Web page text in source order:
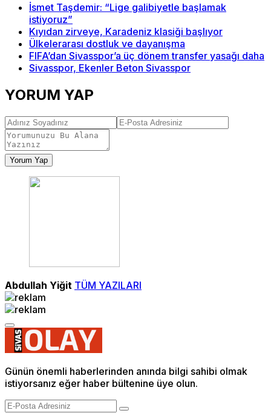
İsmet Taşdemir: “Lige galibiyetle başlamak
istiyoruz”
Kıyıdan zirveye, Karadeniz klasiği başlıyor
Ülkelerarası dostluk ve dayanışma
FIFA’dan Sivasspor’a üç dönem transfer yasağı daha
Sivasspor, Ekenler Beton Sivasspor
YORUM YAP
Yorum Yap
Abdullah Yiğit TÜM YAZILARI
Günün önemli haberlerinden anında bilgi sahibi olmak
istiyorsanız eğer haber bültenine üye olun.